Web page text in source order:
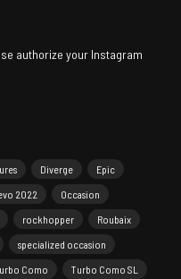
authorize your Instagram
Diverge
Epic
2022
Occasion
rockhopper
Roubaix
specialized occasion
Como Turbo Como SL